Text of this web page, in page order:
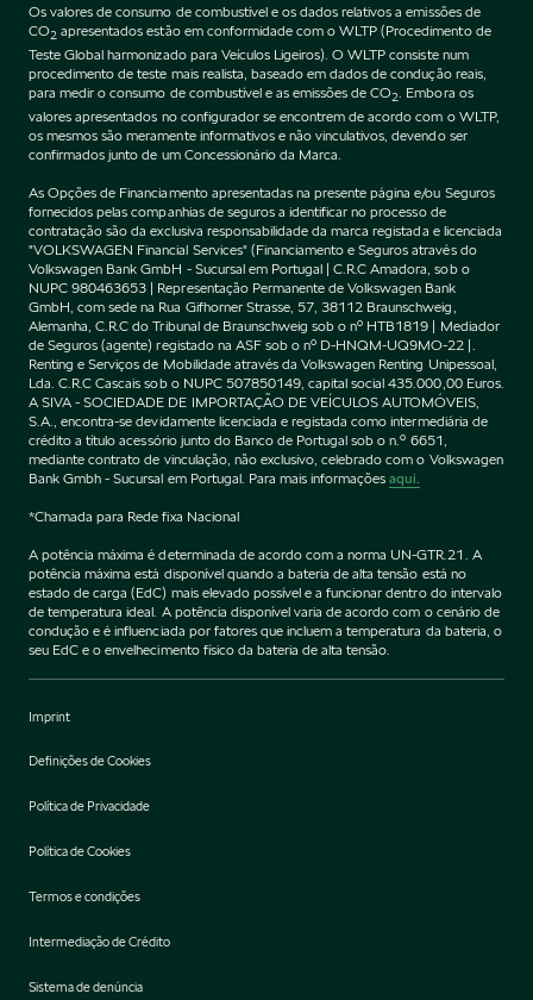
Os valores de consumo de combustível e os dados relativos a emissões de
CO2 apresentados estão em conformidade com o WLTP (Procedimento de
Teste Global harmonizado para Veículos Ligeiros). O WLTP consiste num
procedimento de teste mais realista, baseado em dados de condução reais,
para medir o consumo de combustível e as emissões de CO2 . Embora os
valores apresentados no configurador se encontrem de acordo com o WLTP,
os mesmos são meramente informativos e não vinculativos, devendo ser
confirmados junto de um Concessionário da Marca.
As Opções de Financiamento apresentadas na presente página e/ou Seguros
fornecidos pelas companhias de seguros a identificar no processo de
contratação são da exclusiva responsabilidade da marca registada e licenciada
"VOLKSWAGEN Financial Services" (Financiamento e Seguros através do
Volkswagen Bank GmbH - Sucursal em Portugal | C.R.C Amadora, sob o
NUPC 980463653 | Representação Permanente de Volkswagen Bank
GmbH, com sede na Rua Gifhorner Strasse, 57, 38112 Braunschweig,
Alemanha, C.R.C do Tribunal de Braunschweig sob o nº HTB1819 | Mediador
de Seguros (agente) registado na ASF sob o nº D-HNQM-UQ9MO-22 |.
Renting e Serviços de Mobilidade através da Volkswagen Renting Unipessoal,
Lda. C.R.C Cascais sob o NUPC 507850149, capital social 435.000,00 Euros.
A SIVA - SOCIEDADE DE IMPORTAÇÃO DE VEÍCULOS AUTOMÓVEIS,
S.A., encontra-se devidamente licenciada e registada como intermediária de
crédito a título acessório junto do Banco de Portugal sob o n.º 6651,
mediante contrato de vinculação, não exclusivo, celebrado com o Volkswagen
Bank Gmbh - Sucursal em Portugal. Para mais informaçõesaqui.
*Chamada para Rede fixa Nacional
A potência máxima é determinada de acordo com a norma UN-GTR.21. A
potência máxima está disponível quando a bateria de alta tensão está no
estado de carga (EdC) mais elevado possível e a funcionar dentro do intervalo
de temperatura ideal. A potência disponível varia de acordo com o cenário de
condução e é influenciada por fatores que incluem a temperatura da bateria, o
seu EdC e o envelhecimento físico da bateria de alta tensão.
Imprint
Definições de Cookies
Política de Privacidade
Política de Cookies
Termos e condições
Intermediação de Crédito
Sistema de denúncia